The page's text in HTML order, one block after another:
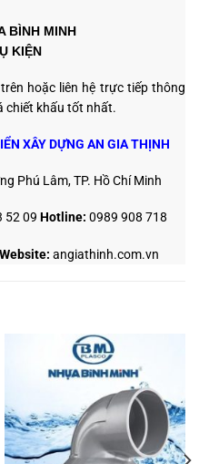
BÌNH MINH
KIỆN
hoặc liên hệ trực tiếp thông
chiết khấu tốt nhất.
XÂY DỰNG AN GIA THỊNH
Phú Lâm, TP. Hồ Chí Minh
52 09 Hotline: 0989 908 718
Website: angiathinh.com.vn